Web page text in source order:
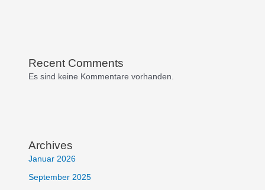
Recent Comments
Es sind keine Kommentare vorhanden.
Archives
Januar 2026
September 2025